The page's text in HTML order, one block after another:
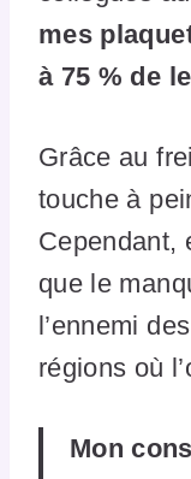
mes
à 75 % de
Grâce au
touche à
Cependant,
que le
l’ennemi
régions où
Mon